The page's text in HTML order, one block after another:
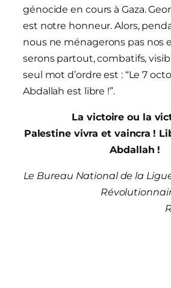
génocide en cours à Gaza.
est notre honneur. Alors,
nous ne ménagerons pas nos
serons partout, combatifs,
seul mot d’ordre est : “Le 7
Abdallah est libre !”.
La victoire ou la
Palestine vivra et vaincra !
Abdallah !
Le Bureau National de la